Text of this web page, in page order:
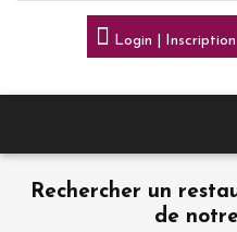
Login | Inscription
Rechercher un
de